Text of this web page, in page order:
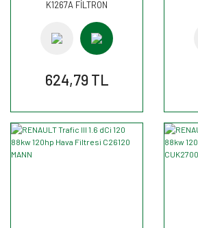
K1267A FİLTRON
624,79 TL